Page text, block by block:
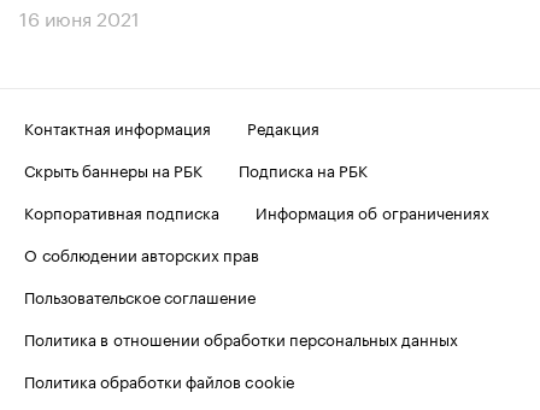
16 июня 2021
Контактная информация
Редакция
Скрыть баннеры на РБК
Подписка на РБК
Корпоративная подписка
Информация об ограничениях
О соблюдении авторских прав
Пользовательское соглашение
Политика в отношении обработки персональных данных
Политика обработки файлов cookie